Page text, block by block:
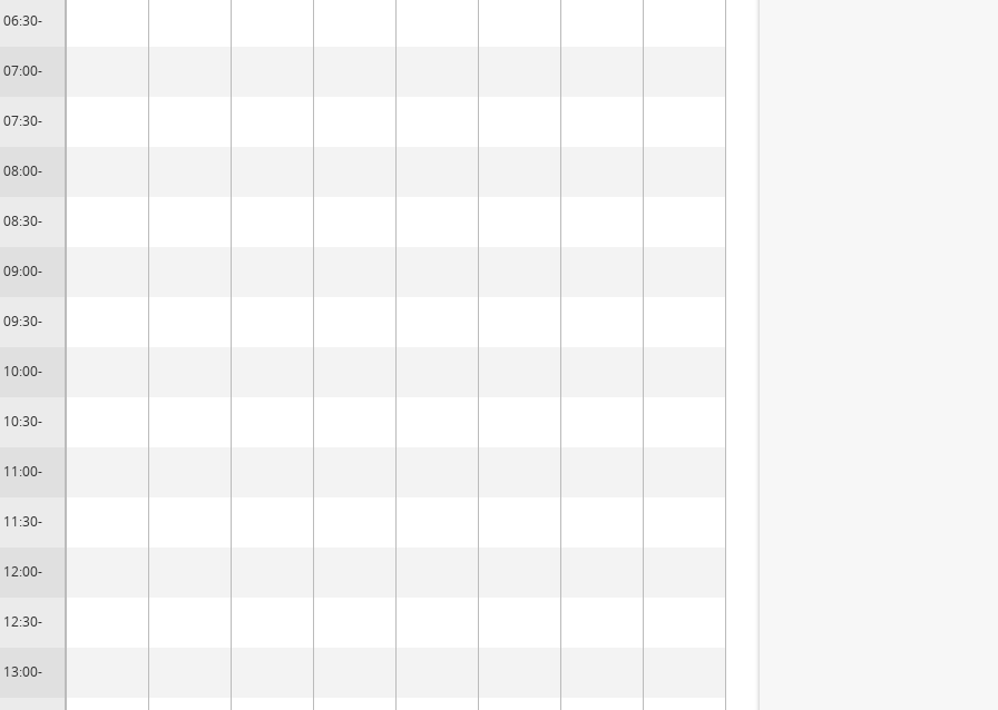
06:30-
07:00-
07:30-
08:00-
08:30-
09:00-
09:30-
10:00-
10:30-
11:00-
11:30-
12:00-
12:30-
13:00-